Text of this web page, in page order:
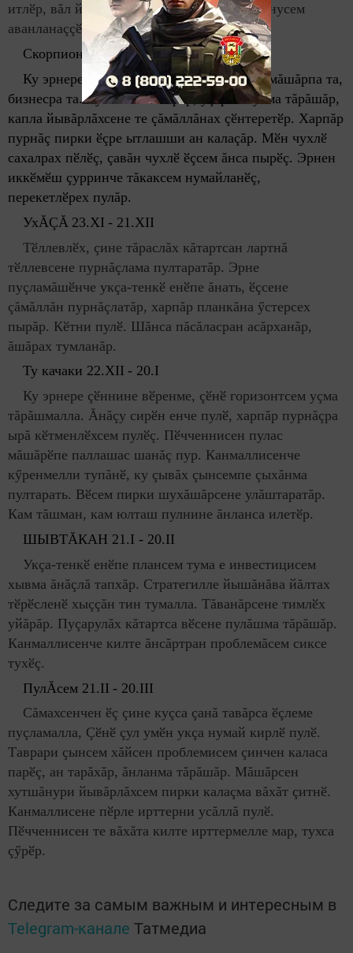
итлӗр, вăл йăнăшмӗ. Юратнă çынпа хутшăнусем
аванланаççӗ.
Скорпион 24.
X - 22.XI
Ку эрнере хутшăнусене çирӗплетмелле: мăшăрпа та,
бизнесра та. Хупăнса ан ларăр, уçăрах пулма тăрăшăр,
капла йывăрлăхсене те çăмăллăнах çӗнтеретӗр. Харпăр
пурнăç пирки ӗçре ытлашши ан калаçăр. Мӗн чухлӗ
сахалрах пӗлӗç, çавăн чухлӗ ӗçсем ăнса пырӗç. Эрнен
иккӗмӗш çурринче тăкаксем нумайланӗç,
перекетлӗрех пулăр.
УхĂÇĂ 23.XI - 21.XII
Тӗллевлӗх, çине тăраслăх кăтартсан лартнă
тӗллевсене пурнăçлама пултаратăр. Эрне
пуçламăшӗнче укçа-тенкӗ енӗпе ăнать, ӗçсене
çăмăллăн пурнăçлатăр, харпăр планкăна ӳстерсех
пырăр. Кӗтни пулӗ. Шăнса пăсăласран асăрханăр,
ăшăрах тумланăр.
Ту качаки 22.XII - 20.I
Ку эрнере çӗннине вӗренме, çӗнӗ горизонтсем уçма
тăрăшмалла. Ăнăçу сирӗн енче пулӗ, харпăр пурнăçра
ырă кӗтменлӗхсем пулӗç. Пӗчченнисен пулас
мăшăрӗпе паллашас шанăç пур. Канмаллисенче
кӳренмелли тупăнӗ, ку çывăх çынсемпе çыхăнма
пултарать. Вӗсем пирки шухăшăрсене улăштаратăр.
Кам тăшман, кам юлташ пулнине ăнланса илетӗр.
ШЫВТĂКАН 21.I - 20.II
Укçа-тенкӗ енӗпе плансем тума е инвестицисем
хывма ăнăçлă тапхăр. Стратегилле йышăнăва йăлтах
тӗрӗсленӗ хыççăн тин тумалла. Тăванăрсене тимлӗх
уйăрăр. Пуçарулăх кăтартса вӗсене пулăшма тăрăшăр.
Канмаллисенче килте ăнсăртран проблемăсем сиксе
тухӗç.
ПулĂсем 21.II - 20.III
Сăмахсенчен ӗç çине куçса çанă тавăрса ӗçлеме
пуçламалла, Çӗнӗ çул умӗн укçа нумай кирлӗ пулӗ.
Таврари çынсем хăйсен проблемисем çинчен каласа
парӗç, ан тарăхăр, ăнланма тăрăшăр. Мăшăрсен
хутшăнури йывăрлăхсем пирки калаçма вăхăт çитнӗ.
Канмаллисене пӗрле ирттерни усăллă пулӗ.
Пӗчченнисен те вăхăта килте ирттермелле мар, тухса
çӳрӗр.
Следите за самым важным и интересным в
Telegram-канале Татмедиа